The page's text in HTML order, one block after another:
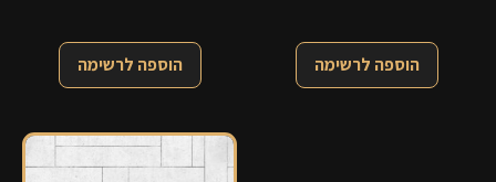
הוספה לרשימה הוספה לרשימה